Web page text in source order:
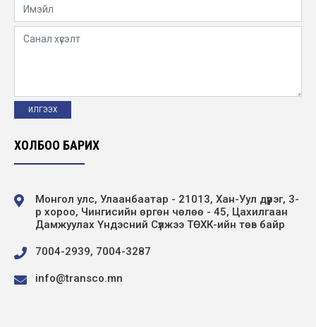
ХОЛБОО БАРИХ
Монгол улс, Улаанбаатар - 21013, Хан-Уул дүүрэг, 3-
р хороо, Чингисийн өргөн чөлөө - 45, Цахилгаан
Дамжуулах Үндэсний Сүлжээ ТӨХК-ийн төв байр
7004-2939, 7004-3287
info@transco.mn